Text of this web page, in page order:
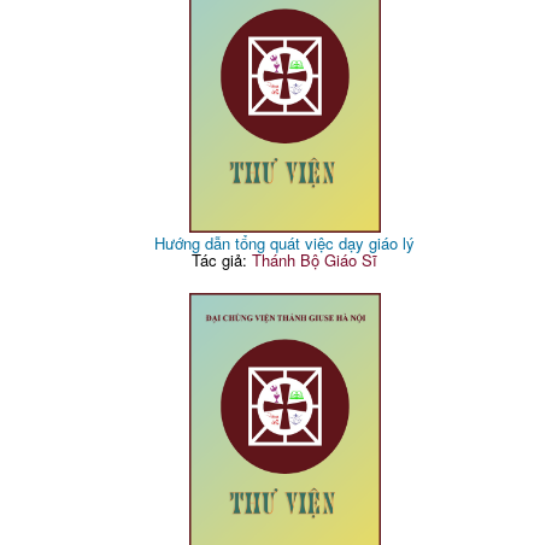
Hướng dẫn tổng quát việc dạy giáo lý
Tác giả:Thánh Bộ Giáo Sĩ